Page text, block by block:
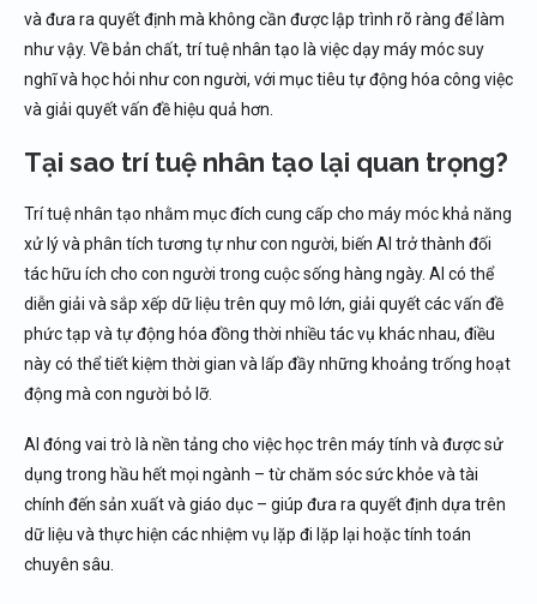
và đưa ra quyết định mà không cần được lập trình rõ ràng để làm
như vậy. Về bản chất, trí tuệ nhân tạo là việc dạy máy móc suy
nghĩ và học hỏi như con người, với mục tiêu tự động hóa công việc
và giải quyết vấn đề hiệu quả hơn.
Tại sao trí tuệ nhân tạo lại quan trọng?
Trí tuệ nhân tạo nhằm mục đích cung cấp cho máy móc khả năng
xử lý và phân tích tương tự như con người, biến AI trở thành đối
tác hữu ích cho con người trong cuộc sống hàng ngày. AI có thể
diễn giải và sắp xếp dữ liệu trên quy mô lớn, giải quyết các vấn đề
phức tạp và tự động hóa đồng thời nhiều tác vụ khác nhau, điều
này có thể tiết kiệm thời gian và lấp đầy những khoảng trống hoạt
động mà con người bỏ lỡ.
AI đóng vai trò là nền tảng cho việc học trên máy tính và được sử
dụng trong hầu hết mọi ngành – từ chăm sóc sức khỏe và tài
chính đến sản xuất và giáo dục – giúp đưa ra quyết định dựa trên
dữ liệu và thực hiện các nhiệm vụ lặp đi lặp lại hoặc tính toán
chuyên sâu.